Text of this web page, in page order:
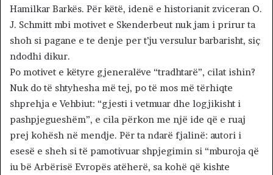
Hamilkar Barkës. Për këtë, idenë e historianit zviceran O.
J. Schmitt mbi motivet e Skenderbeut nuk jam i prirur ta
shoh si pagane e te denje per t’ju versulur barbarisht, siç
ndodhi dikur.
Po motivet e këtyre gjeneralëve “tradhtarë”, cilat ishin?
Nuk do të shtyhesha më tej, po të mos më tërhiqte
shprehja e Vehbiut: “gjesti i vetmuar dhe logjikisht i
pashpjegueshëm”, e cila përkon me një ide që e ruaj
prej kohësh në mendje. Për ta ndarë fjalinë: autori i
esesë e sheh si të pamotivuar shpjegimin si “mburoja që
iu bë Arbërisë Evropës atëherë, sa kohë që kishte